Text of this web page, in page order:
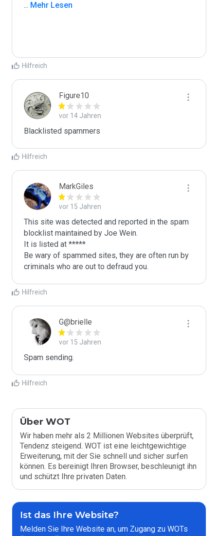
... Mehr Lesen
Hilfreich
Figure10
vor 14 Jahren
Blacklisted spammers
Hilfreich
MarkGiles
vor 15 Jahren
This site was detected and reported in the spam
blocklist maintained by Joe Wein.
It is listed at *****
Be wary of spammed sites, they are often run by
criminals who are out to defraud you.
Hilfreich
G@brielle
vor 15 Jahren
Spam sending.
Hilfreich
Über WOT
Wir haben mehr als 2 Millionen Websites überprüft,
Tendenz steigend. WOT ist eine leichtgewichtige
Erweiterung, mit der Sie schnell und sicher surfen
können. Es bereinigt Ihren Browser, beschleunigt ihn
und schützt Ihre privaten Daten.
Ist das Ihre Website?
Melden Sie Ihre Website an, um Zugang zu WOTs